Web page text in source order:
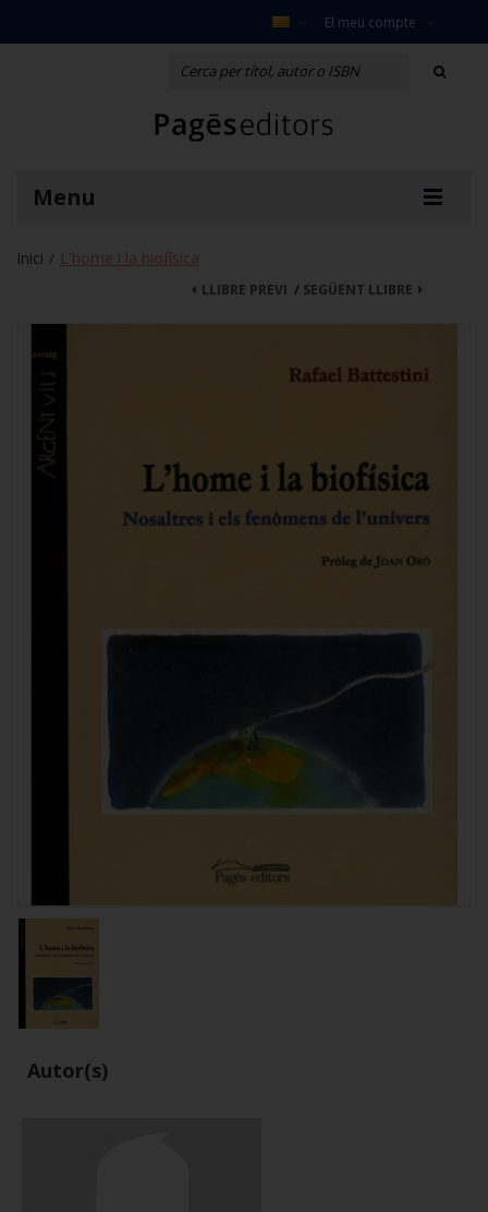
El meu compte
Menu
Inici / L'home i la biofísica
SEGÜENT LLIBRE
LLIBRE PREVI /
Autor(s)